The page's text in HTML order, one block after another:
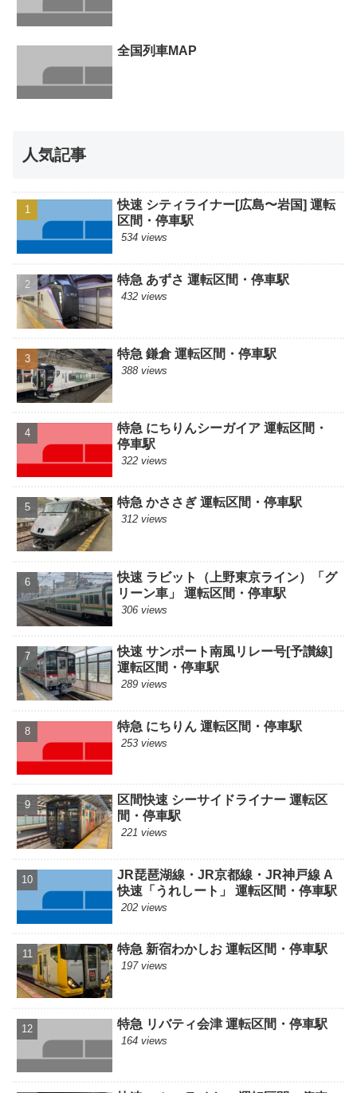
全国列車MAP
人気記事
快速 シティライナー[広島〜岩国] 運転
区間・停車駅
534 views
特急 あずさ 運転区間・停車駅
432 views
特急 鎌倉 運転区間・停車駅
388 views
特急 にちりんシーガイア 運転区間・
停車駅
322 views
特急 かささぎ 運転区間・停車駅
312 views
快速 ラビット（上野東京ライン）「グ
リーン車」 運転区間・停車駅
306 views
快速 サンポート南風リレー号[予讃線]
運転区間・停車駅
289 views
特急 にちりん 運転区間・停車駅
253 views
区間快速 シーサイドライナー 運転区
間・停車駅
221 views
JR琵琶湖線・JR京都線・JR神戸線 A
快速「うれしート」 運転区間・停車駅
202 views
特急 新宿わかしお 運転区間・停車駅
197 views
特急 リバティ会津 運転区間・停車駅
164 views